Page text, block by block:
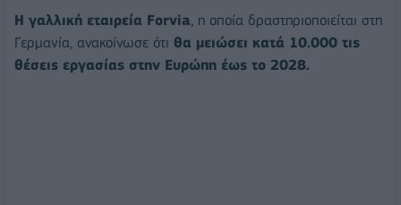
Η γαλλική εταιρεία Forvia , η οποία δραστηριοποιείται στη
Γερμανία, ανακοίνωσε ότι θα μειώσει κατά 10.000 τις
θέσεις εργασίας στην Ευρώπη έως το 2028.